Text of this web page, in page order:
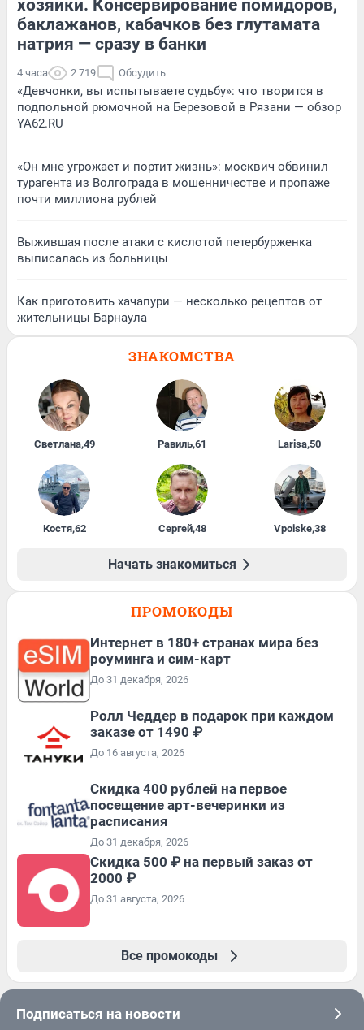
хозяйки. Консервирование помидоров,
баклажанов, кабачков без глутамата
натрия — сразу в банки
4 часа 2 719 Обсудить
«Девчонки, вы испытываете судьбу»: что творится в
подпольной рюмочной на Березовой в Рязани — обзор
YA62.RU
«Он мне угрожает и портит жизнь»: москвич обвинил
турагента из Волгограда в мошенничестве и пропаже
почти миллиона рублей
Выжившая после атаки с кислотой петербурженка
выписалась из больницы
Как приготовить хачапури — несколько рецептов от
жительницы Барнаула
ЗНАКОМСТВА
Светлана,49 Равиль,61 Larisa,50
Костя,62 Сергей,48 Vpoiske,38
Начать знакомиться
ПРОМОКОДЫ
Интернет в 180+ странах мира без
роуминга и сим-карт
До 31 декабря, 2026
Ролл Чеддер в подарок при каждом
заказе от 1490 ₽
До 16 августа, 2026
Cкидка 400 рублей на первое
посещение арт-вечеринки из
расписания
До 31 декабря, 2026
Скидка 500 ₽ на первый заказ от
2000 ₽
До 31 августа, 2026
Все промокоды
Подписаться на новости